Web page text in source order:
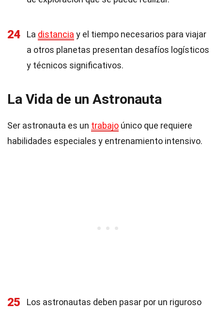
24 La distancia y el tiempo necesarios para viajar
a otros planetas presentan desafíos logísticos
y técnicos significativos.
La Vida de un Astronauta
Ser astronauta es un trabajo único que requiere
habilidades especiales y entrenamiento intensivo.
25
Los astronautas deben pasar por un riguroso